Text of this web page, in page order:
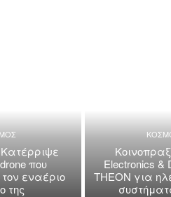
που
εναέριο
της
Electronics &
THEON για